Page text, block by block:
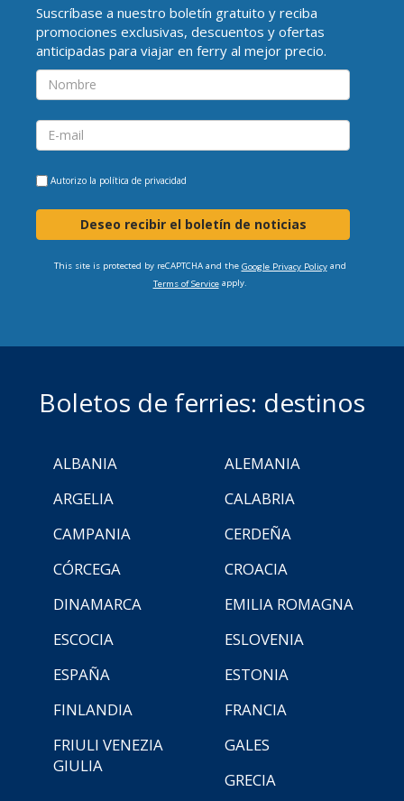
Suscríbase a nuestro boletín gratuito y reciba
promociones exclusivas, descuentos y ofertas
anticipadas para viajar en ferry al mejor precio.
Autorizo la política de privacidad
Deseo recibir el boletín de noticias
This site is protected by reCAPTCHA and the Google Privacy Policyand
Terms of Serviceapply.
Boletos de ferries: destinos
ALBANIA
ALEMANIA
ARGELIA
CALABRIA
CAMPANIA
CERDEÑA
CÓRCEGA
CROACIA
DINAMARCA
EMILIA ROMAGNA
ESCOCIA
ESLOVENIA
ESPAÑA
ESTONIA
FINLANDIA
FRANCIA
FRIULI VENEZIA
GIULIA
GALES
GRECIA